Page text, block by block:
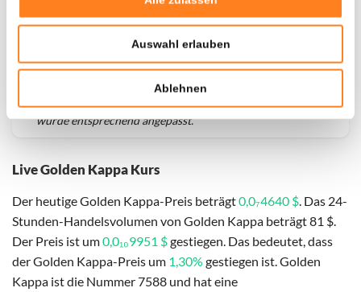
Auswahl erlauben
Ablehnen
Live Golden Kappa Kurs
Der heutige Golden Kappa-Preis beträgt0,0₇4640 $. Das 24-
Stunden-Handelsvolumen von Golden Kappa beträgt 81 $.
Der Preis ist um0,0₁₀9951 $gestiegen. Das bedeutet, dass
der Golden Kappa-Preis um 1,30% gestiegen ist. Golden
Kappa ist die Nummer 7588 und hat eine
haben wir historische Daten seit
08-2024, das hypothetische erste Investitionsdatum
wurde entsprechend angepasst.